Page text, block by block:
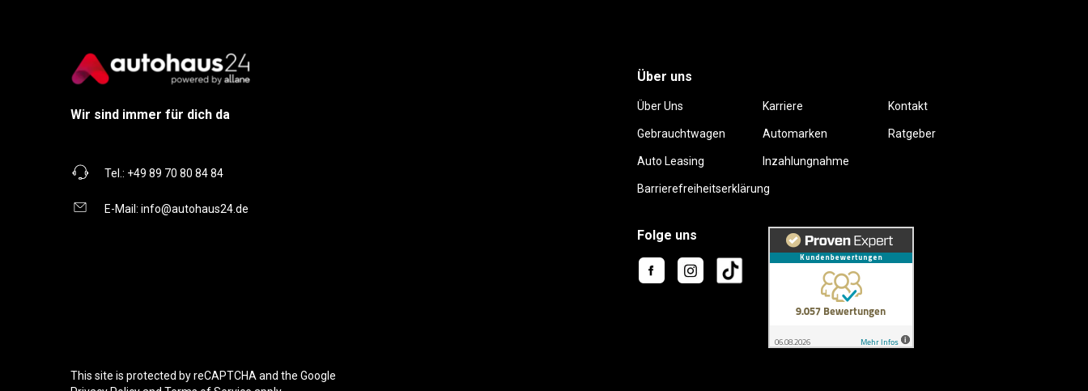
Wir sind immer für dich da
Tel.: +49 89 70 80 84 84
E-Mail: info@autohaus24.de
Über uns
Über Uns Karriere Kontakt
Gebrauchtwagen Automarken Ratgeber
Auto Leasing Inzahlungnahme
Barrierefreiheitserklärung
Folge uns
This site is protected by reCAPTCHA and the Google